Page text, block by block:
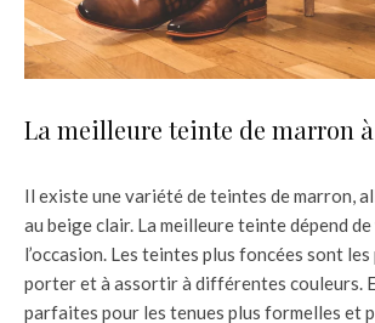
La meilleure teinte de marron
Il existe une variété de teintes de marron,
au beige clair. La meilleure teinte dépend
l’occasion. Les teintes plus foncées sont
porter et à assortir à différentes couleurs.
parfaites pour les tenues plus formelles et